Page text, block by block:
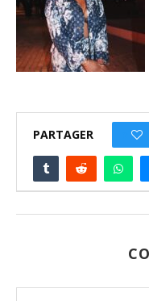
PARTAGER